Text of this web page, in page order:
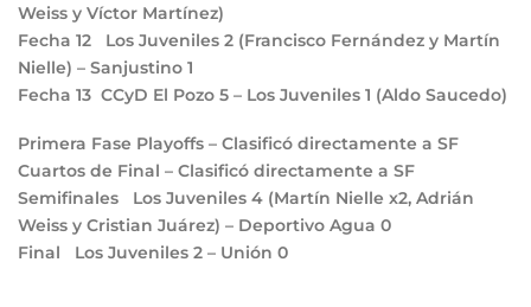
Weiss y Víctor Martínez)
Fecha 12 Los Juveniles 2 (Francisco Fernández y Martín
Nielle) – Sanjustino 1
Fecha 13 CCyD El Pozo 5 – Los Juveniles 1 (Aldo Saucedo)
Primera Fase Playoffs – Clasificó directamente a SF
Cuartos de Final – Clasificó directamente a SF
Semifinales
Los Juveniles 4 (Martín Nielle x2, Adrián
Weiss y Cristian Juárez) – Deportivo Agua 0
Final Los Juveniles 2 – Unión 0